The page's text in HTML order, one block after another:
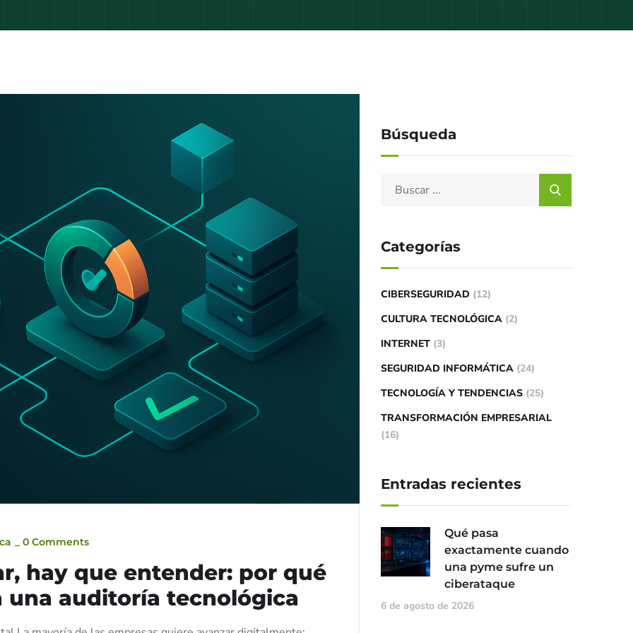
0 Comments
hay que entender: por qué
una auditoría tecnológica
Búsqueda
Categorías
CIBERSEGURIDAD (12)
CULTURA TECNOLÓGICA (2)
INTERNET (3)
SEGURIDAD INFORMÁTICA (24)
TECNOLOGÍA Y TENDENCIAS (25)
TRANSFORMACIÓN EMPRESARIAL
(16)
Entradas recientes
Qué pasa
exactamente cuando
una pyme sufre un
ciberataque
6 de agosto de 2026